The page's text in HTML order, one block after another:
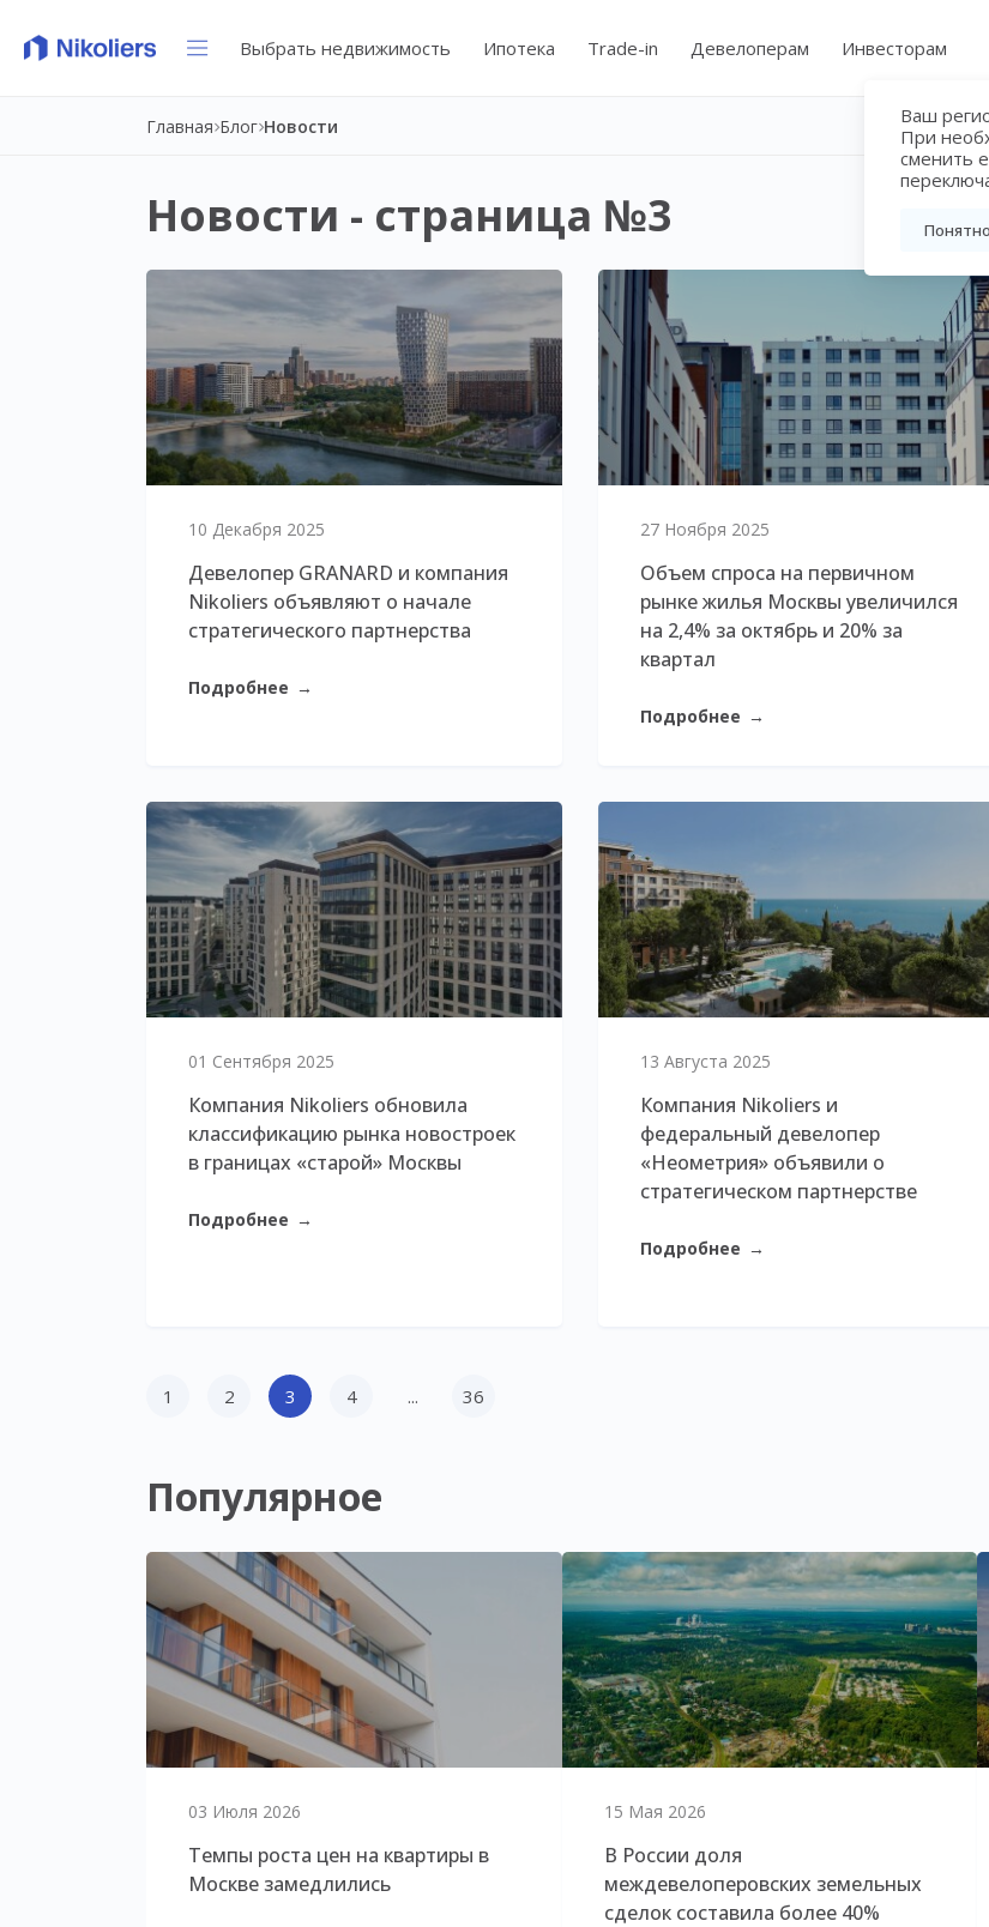
Выбрать недвижимость Ипотека Trade-in Девелоперам Инвесторам
Ваш
При
сменить
Понятно
Главная Блог Новости
Новости - страница №3
10 Декабря 2025
Девелопер GRANARD и компания
Nikoliers объявляют о начале
стратегического партнерства
Подробнее →
27 Ноября 2025
Объем спроса на первичном
рынке жилья Москвы увеличился
на 2,4% за октябрь и 20% за
квартал
Подробнее →
01 Сентября 2025
Компания Nikoliers обновила
классификацию рынка новостроек
в границах «старой» Москвы
Подробнее →
13 Августа 2025
Компания Nikoliers и
федеральный девелопер
«Неометрия» объявили о
стратегическом партнерстве
Подробнее →
1 2 3 4 ... 36
Популярное
03 Июля 2026
Темпы роста цен на квартиры в
Москве замедлились
15 Мая 2026
В России доля
междевелоперовских земельных
сделок составила более 40%